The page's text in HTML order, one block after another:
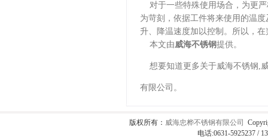
对于一些特殊使用场合，为更严
为苛刻，依据工件将来使用的温
升、降温速度加以控制。所以，
本文由威海不锈钢提供。
想要知道更多关于威海不锈钢,
有限公司。
版权所有： 威海忠桦不锈钢有限公司
电话:0631-5925237 /